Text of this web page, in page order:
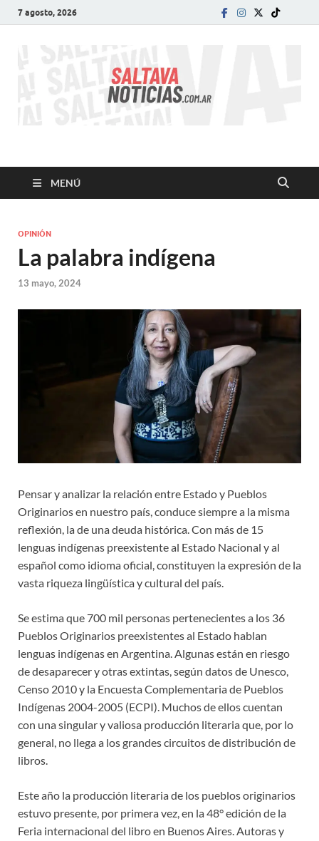
7 agosto, 2026
SALTA VA!
MENÚ
OPINIÓN
La palabra indígena
13 mayo, 2024
Pensar y analizar la relación entre Estado y Pueblos
Originarios en nuestro país, conduce siempre a la misma
reflexión, la de una deuda histórica. Con más de 15
lenguas indígenas preexistente al Estado Nacional y al
español como idioma oficial, constituyen la expresión de la
vasta riqueza lingüística y cultural del país.
Se estima que 700 mil personas pertenecientes a los 36
Pueblos Originarios preexistentes al Estado hablan
lenguas indígenas en Argentina. Algunas están en riesgo
de desaparecer y otras extintas, según datos de Unesco,
Censo 2010 y la Encuesta Complementaria de Pueblos
Indígenas 2004-2005 (ECPI). Muchos de ellos cuentan
con una singular y valiosa producción literaria que, por lo
general, no llega a los grandes circuitos de distribución de
libros.
Este año la producción literaria de los pueblos originarios
estuvo presente, por primera vez, en la 48° edición de la
Feria internacional del libro en Buenos Aires. Autoras y